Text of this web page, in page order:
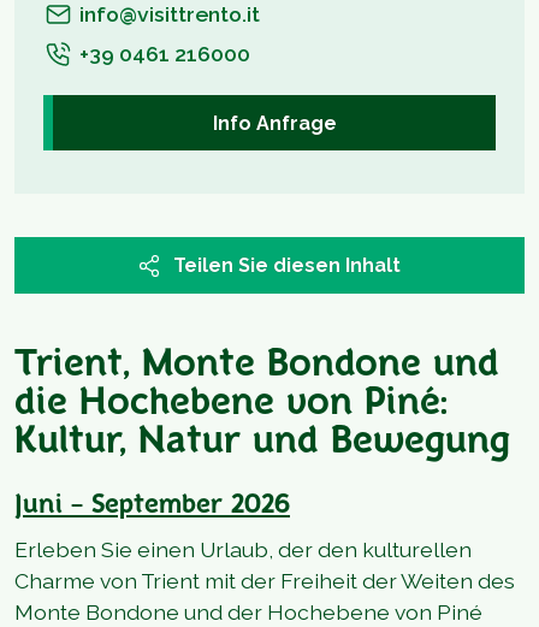
Trient, Monte Bondone und
die Hochebene von Piné:
Kultur, Natur und Bewegung
Juni – September 2026
Erleben Sie einen Urlaub, der den kulturellen
Charme von Trient mit der Freiheit der Weiten des
Monte Bondone und der Hochebene von Piné
info@visittrento.it
+39 0461 216000
Info Anfrage
Teilen Sie diesen Inhalt